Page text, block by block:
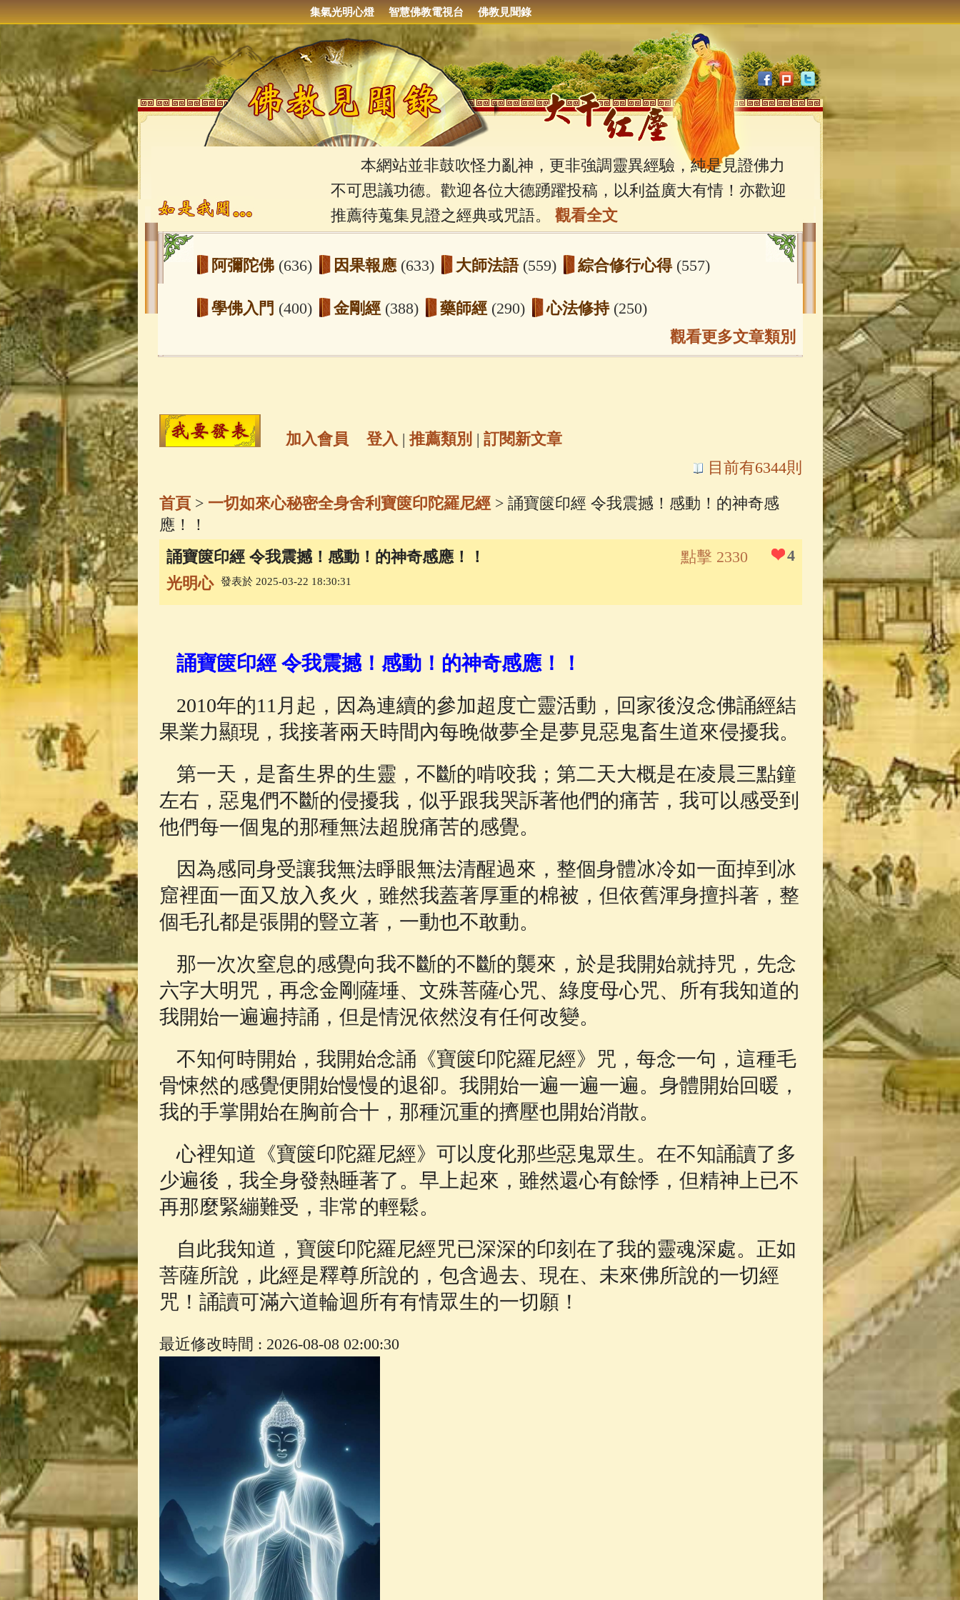
集氣光明心燈 智慧佛教電視台 佛教見聞錄
本網站並非鼓吹怪力亂神，更非強調靈異經驗，純是見證佛力
不可思議功德。歡迎各位大德踴躍投稿，以利益廣大有情！亦歡迎
推薦待蒐集見證之經典或咒語。 觀看全文
阿彌陀佛 (636) 因果報應 (633) 大師法語 (559) 綜合修行心得 (557)
學佛入門 (400) 金剛經 (388) 藥師經 (290) 心法修持 (250)
玉曆寶鈔(236) 地藏經(225) 臨終助念(190) 文殊菩薩(165)
高僧故事 (141) 放生護生 (133) 戒除邪淫(129)
釋迦牟尼佛傳(69) 生活禪(69) 大梵天王（四面佛）感應錄
善財童子五十三參(57) 觀世音菩薩普門品(54) 蓮花生大士(47)
佛典故事 (37) 佛說療痔(腫瘤)病經(27) 助念機 App
觀看更多文章類別
加入會員 登入 | 推薦類別 | 訂閱新文章
目前有6344則
首頁> 一切如來心秘密全身舍利寶篋印陀羅尼經> 誦寶篋印經 令我震撼！感動！的神奇感
應！！
誦寶篋印經 令我震撼！感動！的神奇感應！！
4
點擊 2330
光明心
發表於 2025-03-22 18:30:31
誦寶篋印經 令我震撼！感動！的神奇感應！！
2010年的11月起，因為連續的參加超度亡靈活動，回家後沒念佛誦經結
果業力顯現，我接著兩天時間內每晚做夢全是夢見惡鬼畜生道來侵擾我。
第一天，是畜生界的生靈，不斷的啃咬我；第二天大概是在凌晨三點鐘
左右，惡鬼們不斷的侵擾我，似乎跟我哭訴著他們的痛苦，我可以感受到
他們每一個鬼的那種無法超脫痛苦的感覺。
因為感同身受讓我無法睜眼無法清醒過來，整個身體冰冷如一面掉到冰
窟裡面一面又放入炙火，雖然我蓋著厚重的棉被，但依舊渾身擅抖著，整
個毛孔都是張開的豎立著，一動也不敢動。
那一次次窒息的感覺向我不斷的不斷的襲來，於是我開始就持咒，先念
六字大明咒，再念金剛薩埵、文殊菩薩心咒、綠度母心咒、所有我知道的
我開始一遍遍持誦，但是情況依然沒有任何改變。
不知何時開始，我開始念誦《寶篋印陀羅尼經》咒，每念一句，這種毛
骨悚然的感覺便開始慢慢的退卻。我開始一遍一遍一遍。身體開始回暖，
我的手掌開始在胸前合十，那種沉重的擠壓也開始消散。
心裡知道《寶篋印陀羅尼經》可以度化那些惡鬼眾生。在不知誦讀了多
少遍後，我全身發熱睡著了。早上起來，雖然還心有餘悸，但精神上已不
再那麼緊繃難受，非常的輕鬆。
自此我知道，寶篋印陀羅尼經咒已深深的印刻在了我的靈魂深處。正如
菩薩所說，此經是釋尊所說的，包含過去、現在、未來佛所說的一切經
咒！誦讀可滿六道輪迴所有有情眾生的一切願！
最近修改時間 : 2026-08-08 02:00:30